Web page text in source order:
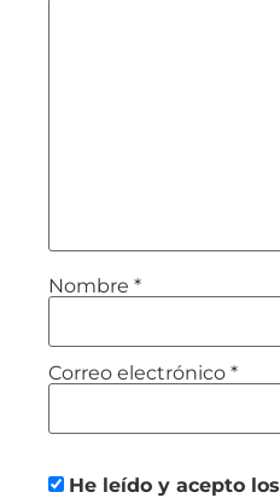
Nombre *
Correo electrónico *
He leído y acepto los